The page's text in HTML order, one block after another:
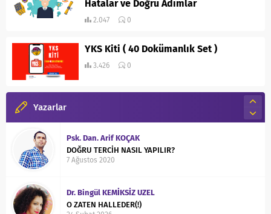
Hatalar ve Doğru Adımlar
2.047 0
YKS Kiti ( 40 Dokümanlık Set )
3.426 0
Yazarlar
Psk. Dan. Arif KOÇAK
DOĞRU TERCİH NASIL YAPILIR?
7 Ağustos 2020
Dr. Bingül KEMİKSİZ UZEL
O ZATEN HALLEDER(!)